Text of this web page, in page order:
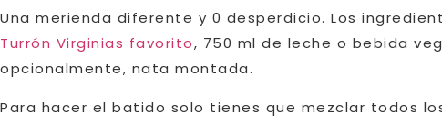
Una merienda diferente y 0 desperdicio. Los
Turrón Virginias favorito, 750 ml de leche o bebida
opcionalmente, nata montada.
Para hacer el batido solo tienes que mezclar todos